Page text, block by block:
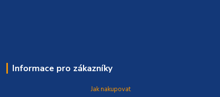
Informace pro zákazníky
Jak nakupovat